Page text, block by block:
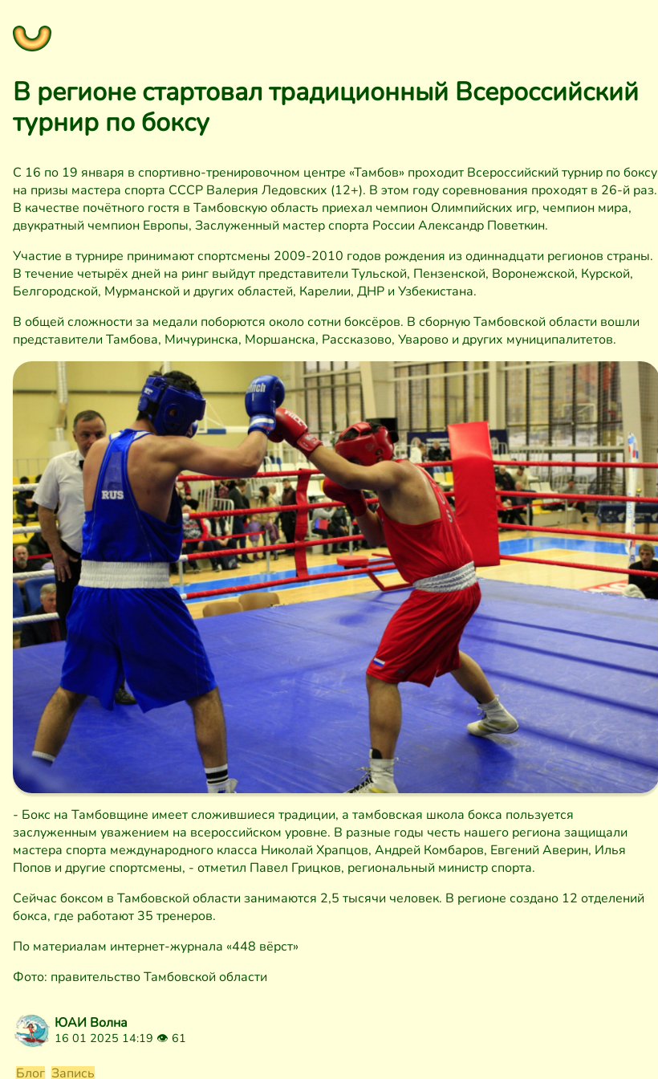
В регионе стартовал традиционный Всероссийский
турнир по боксу
С 16 по 19 января в спортивно-тренировочном центре «Тамбов» проходит Всероссийский турнир по боксу
на призы мастера спорта СССР Валерия Ледовских (12+). В этом году соревнования проходят в 26-й раз.
В качестве почётного гостя в Тамбовскую область приехал чемпион Олимпийских игр, чемпион мира,
двукратный чемпион Европы, Заслуженный мастер спорта России Александр Поветкин.
Участие в турнире принимают спортсмены 2009-2010 годов рождения из одиннадцати регионов страны.
В течение четырёх дней на ринг выйдут представители Тульской, Пензенской, Воронежской, Курской,
Белгородской, Мурманской и других областей, Карелии, ДНР и Узбекистана.
В общей сложности за медали поборются около сотни боксёров. В сборную Тамбовской области вошли
представители Тамбова, Мичуринска, Моршанска, Рассказово, Уварово и других муниципалитетов.
- Бокс на Тамбовщине имеет сложившиеся традиции, а тамбовская школа бокса пользуется
заслуженным уважением на всероссийском уровне. В разные годы честь нашего региона защищали
мастера спорта международного класса Николай Храпцов, Андрей Комбаров, Евгений Аверин, Илья
Попов и другие спортсмены, - отметил Павел Грицков, региональный министр спорта.
Сейчас боксом в Тамбовской области занимаются 2,5 тысячи человек. В регионе создано 12 отделений
бокса, где работают 35 тренеров.
По материалам интернет-журнала «448 вёрст»
Фото: правительство Тамбовской области
ЮАИ Волна
16 01 2025 14:19 👁 61
Блог Запись